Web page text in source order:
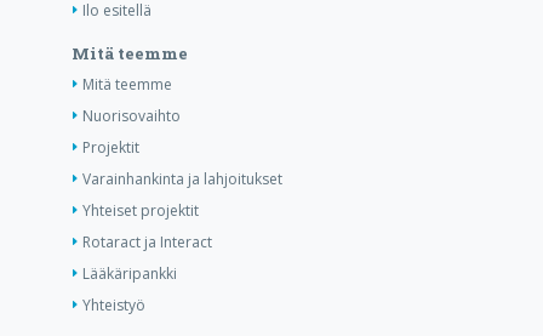
Ilo esitellä
Mitä teemme
Mitä teemme
Nuorisovaihto
Projektit
Varainhankinta ja lahjoitukset
Yhteiset projektit
Rotaract ja Interact
Lääkäripankki
Yhteistyö